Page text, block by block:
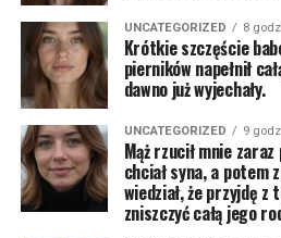
UNCATEGORIZED 8
Krótkie szczęście
pierników napełnił
dawno już wyjechały.
UNCATEGORIZED 9
Mąż rzucił mnie
chciał syna, a potem
wiedział, że przyjdę
zniszczyć całą jego